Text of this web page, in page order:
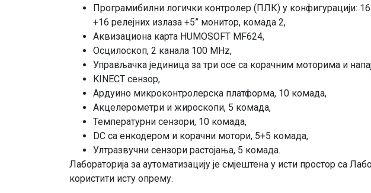
Програмибилни логички контролер (ПЛК) у конфигурацији: 16
+16 релејних излаза +5” монитор, комада 2,
Аквизациона карта HUMOSOFT MF624,
Осцилоскоп, 2 канала 100 MHz,
Управљачка јединица за три осе са корачним моторима и
KINECT сензор,
Ардуино микроконтролерска платформа, 10 комада,
Акцелерометри и жироскопи, 5 комада,
Температурни сензори, 10 комада,
DC са енкодером и корачни мотори, 5+5 комада,
Ултразвучни сензори растојања, 5 комада.
Лабораторија за аутоматизацију је смјештена у исти простор са
користити исту опрему.